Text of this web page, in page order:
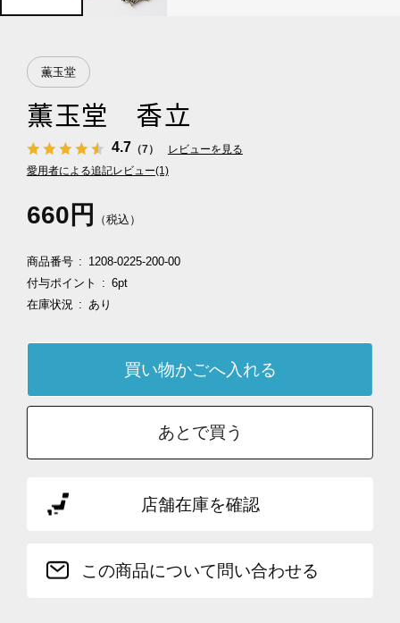
薫玉堂
薫玉堂 香立
4.7 （7）
レビューを見る
愛用者による追記レビュー(1)
660円 （税込）
商品番号
1208-0225-200-00
付与ポイント
6pt
在庫状況
あり
あとで買う
店舗在庫を確認
この商品について問い合わせる